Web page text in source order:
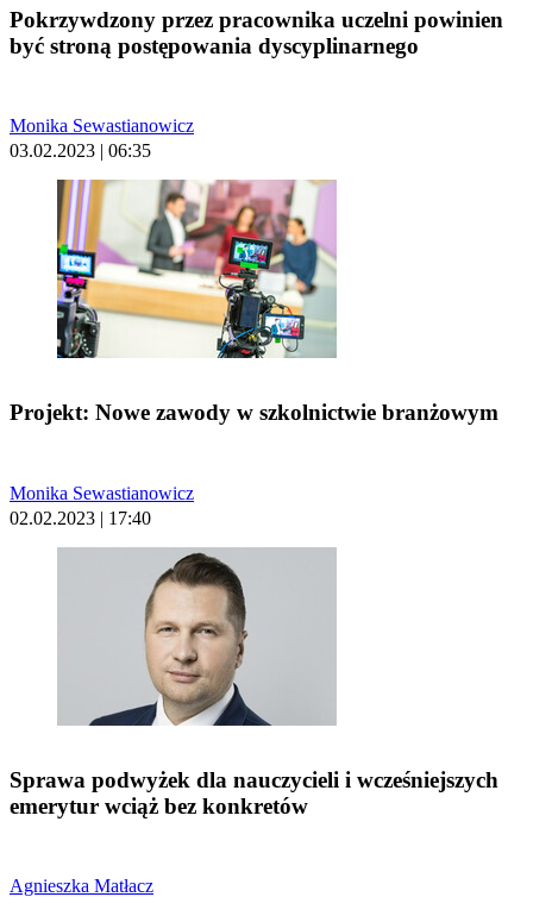
Pokrzywdzony przez pracownika uczelni powinien
być stroną postępowania dyscyplinarnego
Monika Sewastianowicz
03.02.2023 | 06:35
Projekt: Nowe zawody w szkolnictwie branżowym
Monika Sewastianowicz
02.02.2023 | 17:40
Sprawa podwyżek dla nauczycieli i wcześniejszych
emerytur wciąż bez konkretów
Agnieszka Matłacz